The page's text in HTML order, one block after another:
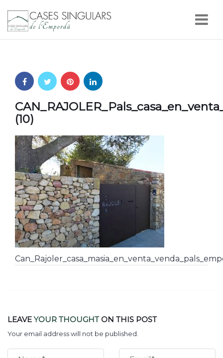
(10)
LEAVEYOUR THOUGHTON THIS POST
Your email address will not be published.